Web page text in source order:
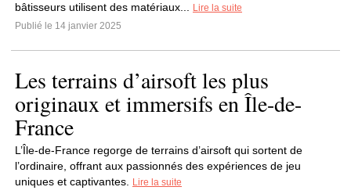
bâtisseurs utilisent des matériaux...
Lire la suite
Publié le 14 janvier 2025
Les terrains d’airsoft les plus
originaux et immersifs en Île-de-
France
L’Île-de-France regorge de terrains d’airsoft qui sortent de
l’ordinaire, offrant aux passionnés des expériences de jeu
uniques et captivantes.
Lire la suite